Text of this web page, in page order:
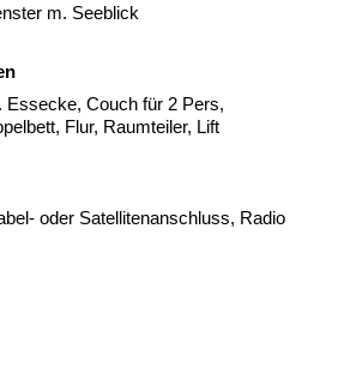
m. Seeblick
Essecke, Couch für 2 Pers,
Flur, Raumteiler, Lift
oder Satellitenanschluss, Radio